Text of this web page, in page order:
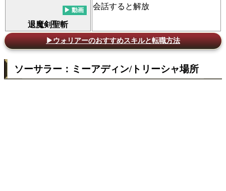
退魔剣聖斬
会話すると解放
▶ウォリアーのおすすめスキルと転職方法
ソーサラー：ミーアディン/トリーシャ場所